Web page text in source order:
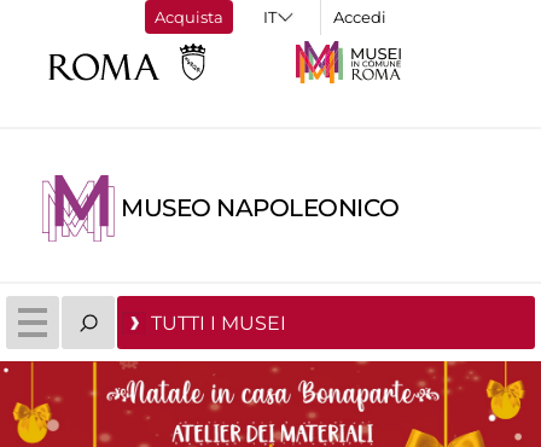
Acquista Accedi
MUSEO NAPOLEONICO
TUTTI I MUSEI